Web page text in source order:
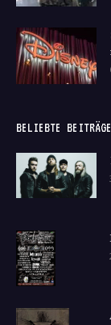
BELIEBTE BEITRÄGE